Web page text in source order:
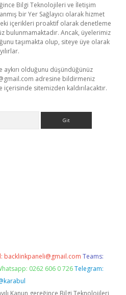
Bilgi Teknolojileri ve İletişim
bir Yer Sağlayıcı olarak hizmet
içerikleri proaktif olarak denetleme
bulunmamaktadır. Ancak, üyelerimiz
taşımakta olup, siteye üye olarak
olduğunu düşündüğünüz
adresine bildirmeniz
sitemizden kaldırılacaktır.
backlinkpaneli@gmail.com Teams:
0262 606 0 726 Telegram:
Kanun gereğince Bilgi Teknolojileri